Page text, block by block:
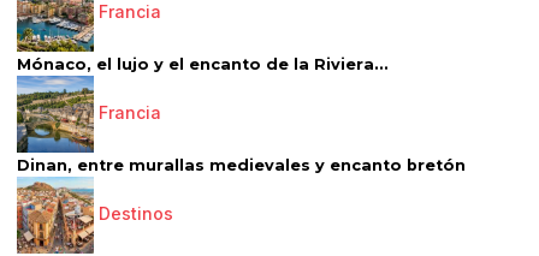
Francia
Mónaco, el lujo y el encanto de la Riviera...
Francia
Dinan, entre murallas medievales y encanto bretón
Destinos